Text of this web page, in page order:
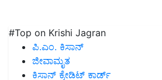
#Top on Krishi Jagran
ಪಿ.ಎಂ. ಕಿಸಾನ್
ಜೀವಾಮೃತ
ಕಿಸಾನ್ ಕ್ರೇಡಿಟ್ ಕಾರ್ಡ್